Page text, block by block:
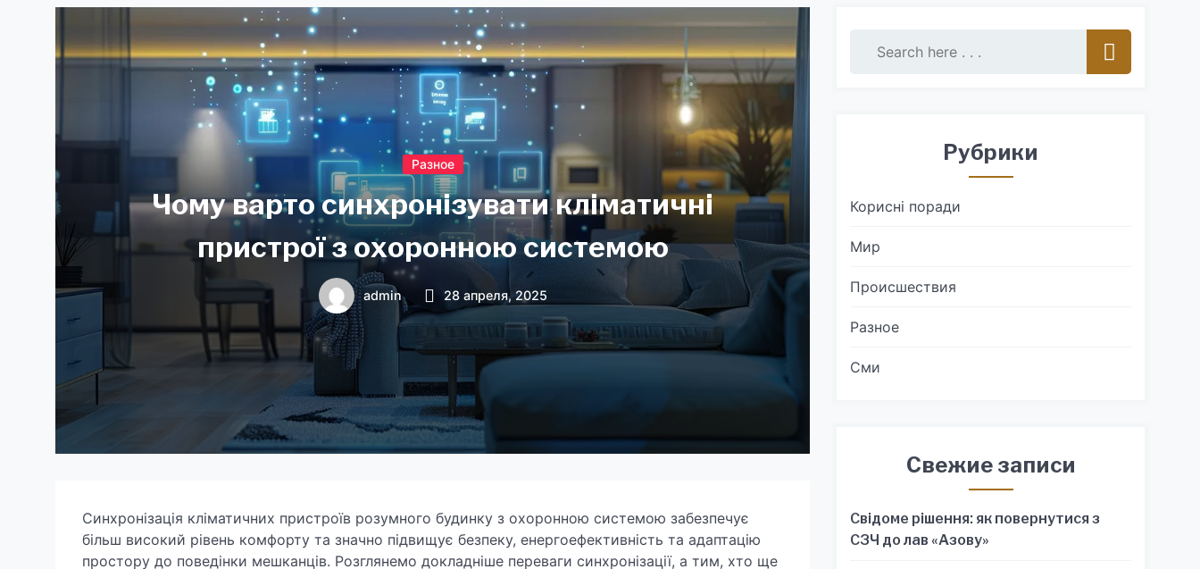
Разное
Чому варто синхронізувати кліматичні
пристрої з охоронною системою
admin 28 апреля, 2025
Синхронізація кліматичних пристроїв розумного будинку з охоронною системою забезпечує
більш високий рівень комфорту та значно підвищує безпеку, енергоефективність та адаптацію
простору до поведінки мешканців. Розглянемо докладніше переваги синхронізації, а тим, хто ще
Рубрики
Корисні поради
Мир
Происшествия
Разное
Сми
Свежие записи
Свідоме рішення: як повернутися з
СЗЧ до лав «Азову»